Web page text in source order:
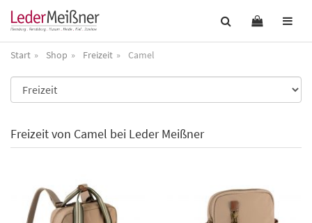
Start Shop Freizeit Camel
Freizeit von Camel bei Leder Meißner